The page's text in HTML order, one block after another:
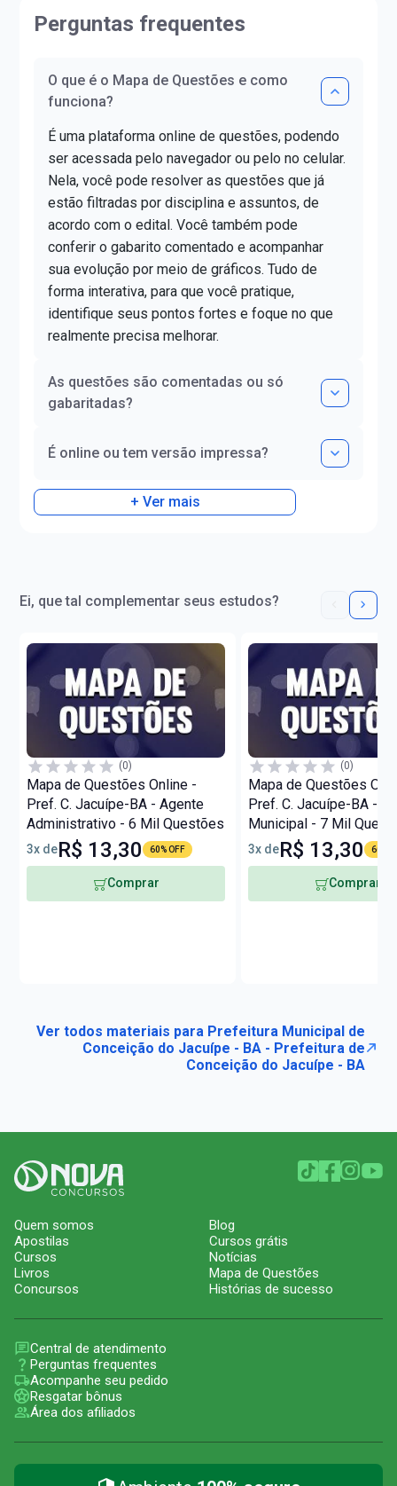
Perguntas frequentes
O que é o Mapa de Questões e como
funciona?
É uma plataforma online de questões, podendo
ser acessada pelo navegador ou pelo no celular.
Nela, você pode resolver as questões que já
estão filtradas por disciplina e assuntos, de
acordo com o edital. Você também pode
conferir o gabarito comentado e acompanhar
sua evolução por meio de gráficos. Tudo de
forma interativa, para que você pratique,
identifique seus pontos fortes e foque no que
realmente precisa melhorar.
As questões são comentadas ou só
gabaritadas?
É online ou tem versão impressa?
+ Ver mais
Ei, que tal complementar seus estudos?
(0)
Mapa de Questões Online -
Pref. C. Jacuípe-BA - Agente
Administrativo - 6 Mil Questões
3x deR$ 13,30 60% OFF
Comprar
(0)
Mapa de Questões
Pref. C. Jacuípe-BA -
Municipal - 7 Mil
3x deR$ 13,30 60%
Comprar
Ver todos materiais para Prefeitura Municipal de
Conceição do Jacuípe - BA - Prefeitura de
Conceição do Jacuípe - BA
Quem somos
Apostilas
Cursos
Livros
Concursos
Blog
Cursos grátis
Notícias
Mapa de Questões
Histórias de sucesso
Central de atendimento
Perguntas frequentes
Acompanhe seu pedido
Resgatar bônus
Área dos afiliados